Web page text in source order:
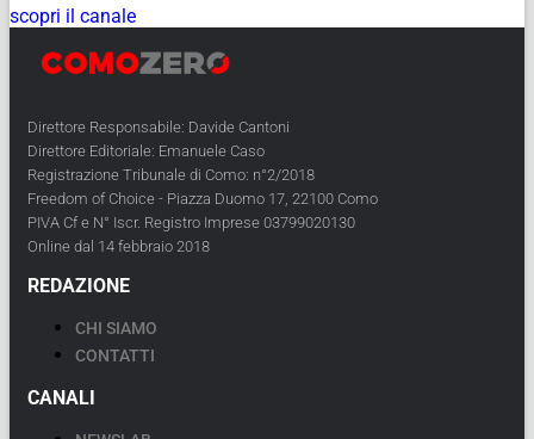
scopri il canale
Direttore Responsabile: Davide Cantoni
Direttore Editoriale: Emanuele Caso
Registrazione Tribunale di Como: n°2/2018
Freedom of Choice - Piazza Duomo 17, 22100 Como
PIVA Cf e N° Iscr. Registro Imprese 03799020130
Online dal 14 febbraio 2018
REDAZIONE
CHI SIAMO
CONTATTI
CANALI